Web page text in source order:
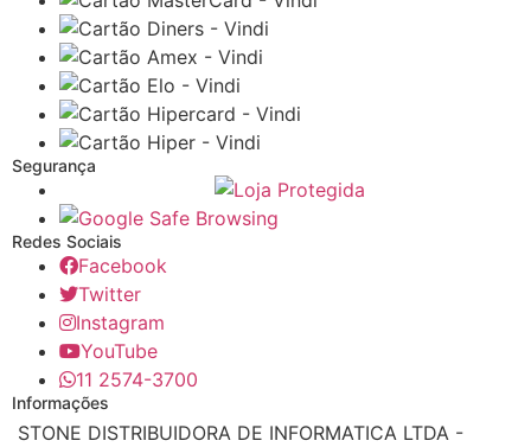
Segurança
Redes Sociais
Facebook
Twitter
Instagram
YouTube
11 2574-3700
Informações
STONE DISTRIBUIDORA DE INFORMATICA LTDA -